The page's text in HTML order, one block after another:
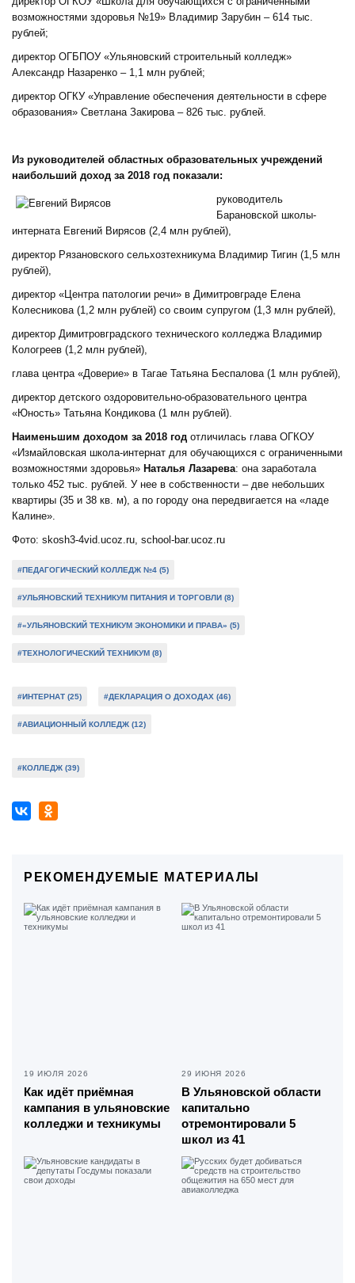
возможностями здоровья №19» Владимир Зарубин – 614 тыс.
рублей;
директор ОГБПОУ «Ульяновский строительный колледж»
Александр Назаренко – 1,1 млн рублей;
директор ОГКУ «Управление обеспечения деятельности в сфере
образования» Светлана Закирова – 826 тыс. рублей.
Из руководителей областных образовательных учреждений
наибольший доход за 2018 год показали:
руководитель
Барановской школы-
интерната Евгений Вирясов (2,4 млн рублей),
директор Рязановского сельхозтехникума Владимир Тигин (1,5 млн
рублей),
директор «Центра патологии речи» в Димитровграде Елена
Колесникова (1,2 млн рублей) со своим супругом (1,3 млн рублей),
директор Димитровградского технического колледжа Владимир
Кологреев (1,2 млн рублей),
глава центра «Доверие» в Тагае Татьяна Беспалова (1 млн рублей),
директор детского оздоровительно-образовательного центра
«Юность» Татьяна Кондикова (1 млн рублей).
Наименьшим доходом за 2018 год отличилась глава ОГКОУ
«Измайловская школа-интернат для обучающихся с ограниченными
возможностями здоровья» Наталья Лазарева: она заработала
только 452 тыс. рублей. У нее в собственности – две небольших
квартиры (35 и 38 кв. м), а по городу она передвигается на «ладе
Калине».
Фото: skosh3-4vid.ucoz.ru, school-bar.ucoz.ru
#ПЕДАГОГИЧЕСКИЙ КОЛЛЕДЖ №4 (5)
#УЛЬЯНОВСКИЙ ТЕХНИКУМ ПИТАНИЯ И ТОРГОВЛИ (8)
#«УЛЬЯНОВСКИЙ ТЕХНИКУМ ЭКОНОМИКИ И ПРАВА» (5)
#ТЕХНОЛОГИЧЕСКИЙ ТЕХНИКУМ (8)
#ИНТЕРНАТ (25) #ДЕКЛАРАЦИЯ О ДОХОДАХ (46)
#АВИАЦИОННЫЙ КОЛЛЕДЖ (12)
#КОЛЛЕДЖ (39)
РЕКОМЕНДУЕМЫЕ МАТЕРИАЛЫ
19 ИЮЛЯ 2026
Как идёт приёмная
кампания в ульяновские
колледжи и техникумы
29 ИЮНЯ 2026
В Ульяновской области
капитально
отремонтировали 5
школ из 41